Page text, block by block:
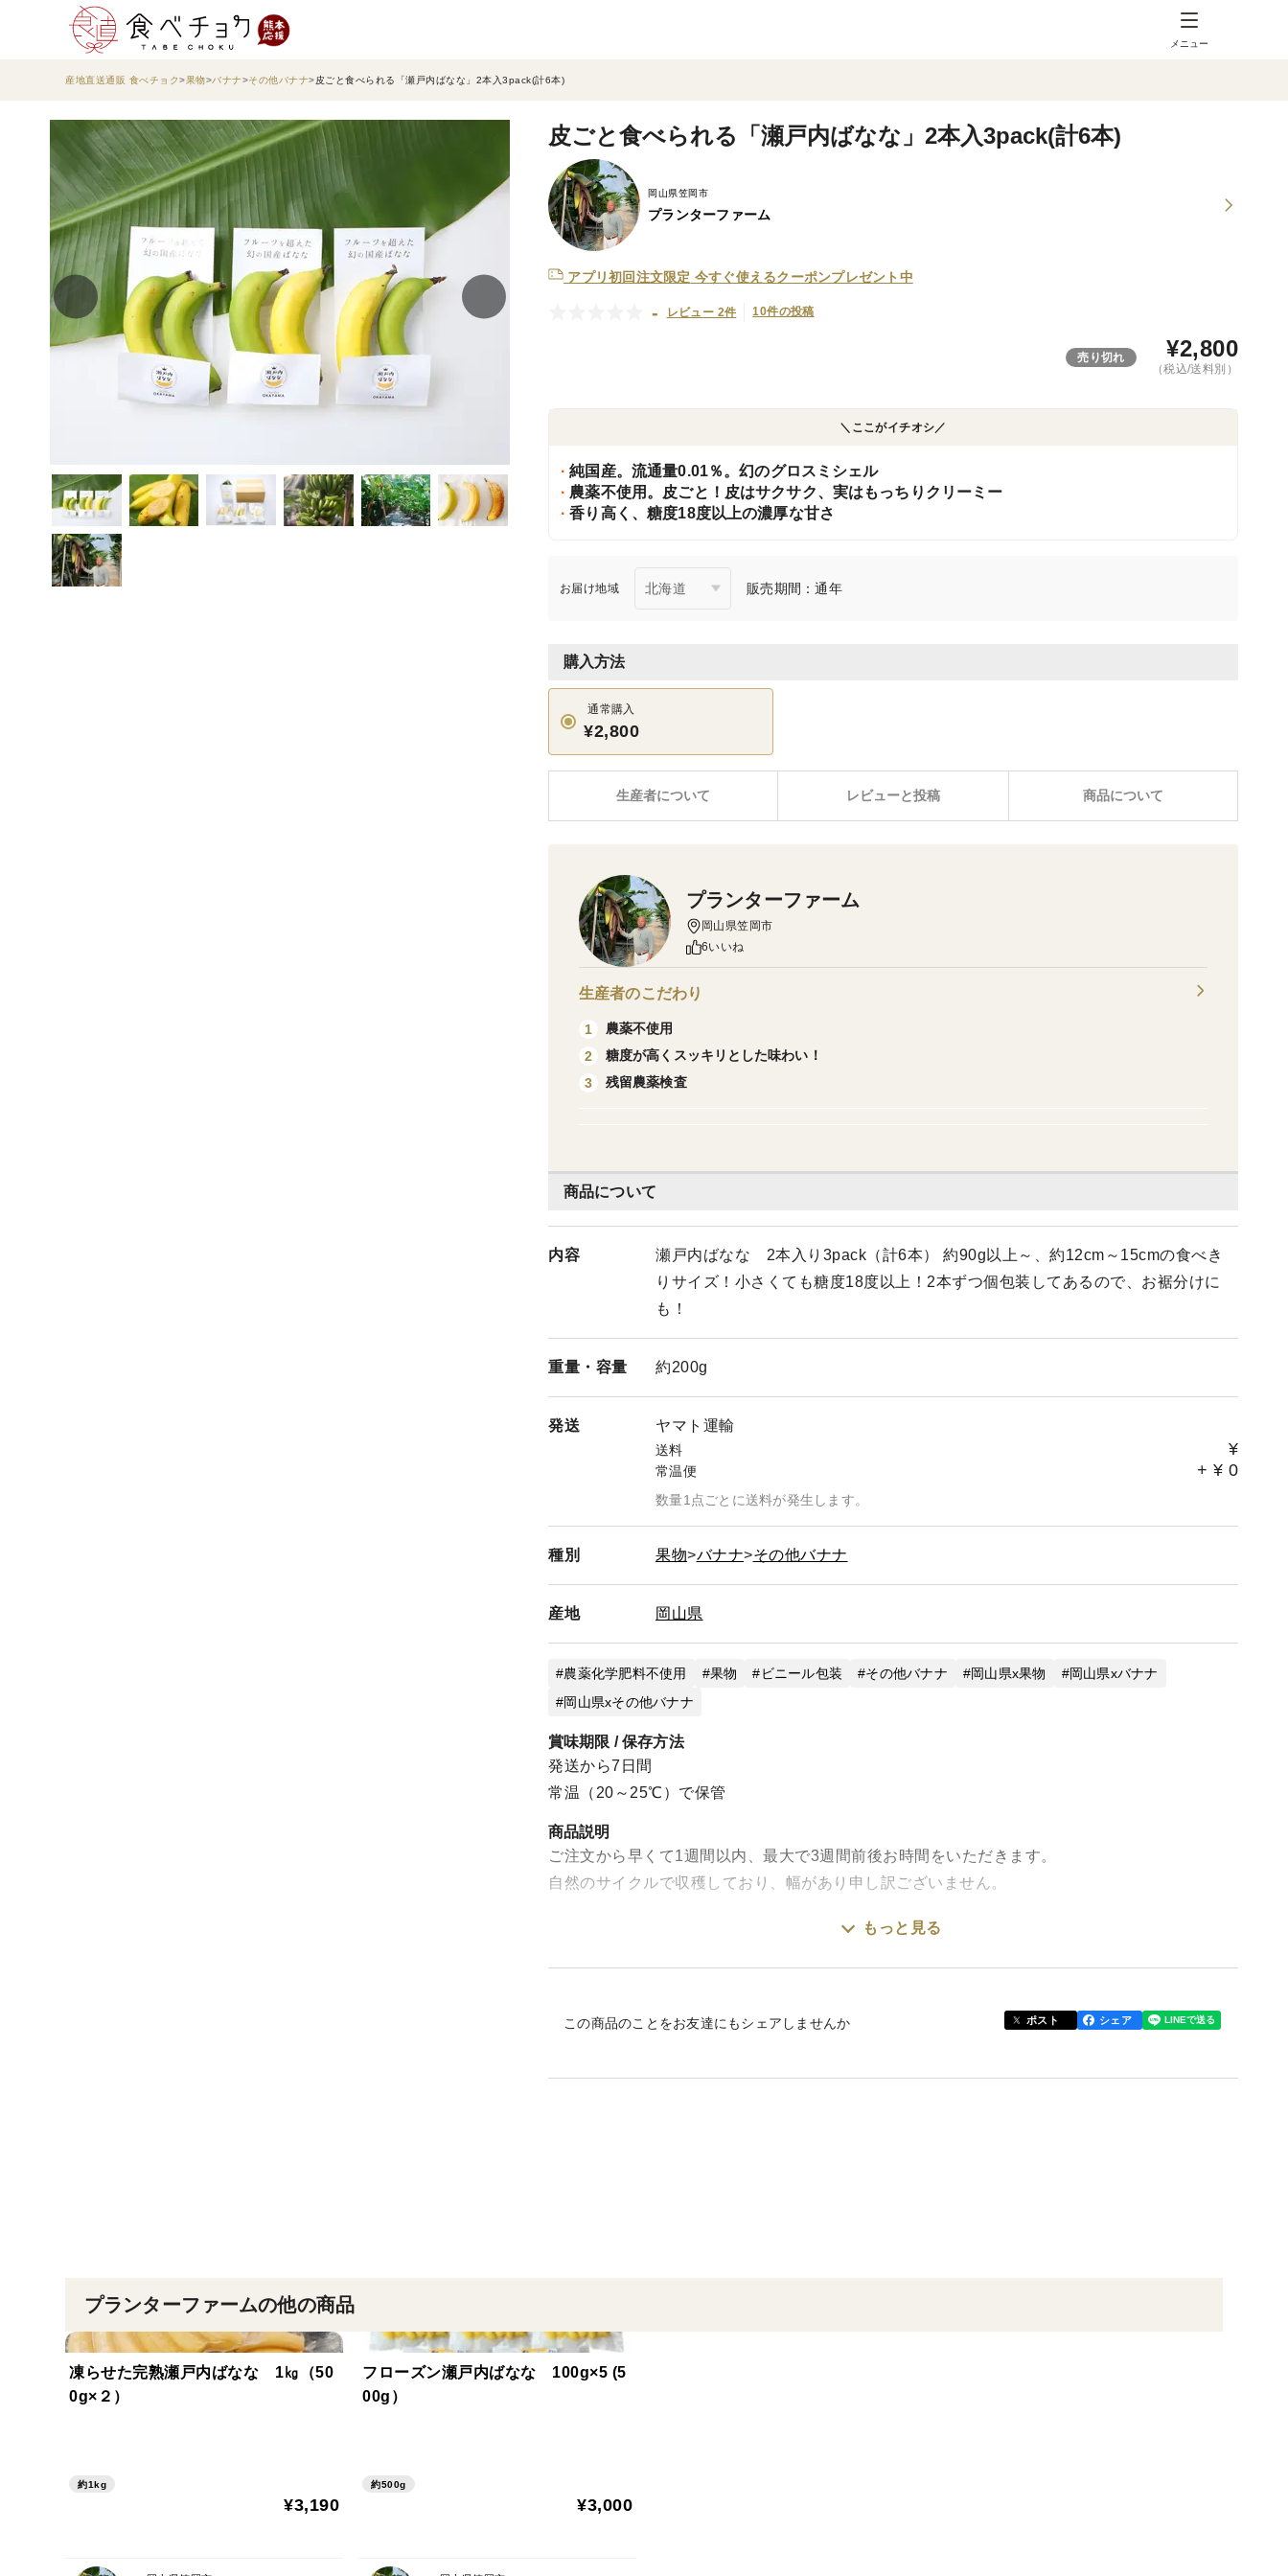
メニュー
産地直送通販 食べチョク 果物 バナナ その他バナナ 皮ごと食べられる「瀬戸内ばなな」2本入3pack(計6本)
皮ごと食べられる「瀬戸内ばなな」2本入3pack(計6本)
岡山県笠岡市
プランターファーム
アプリ初回注文限定 今すぐ使えるクーポンプレゼント中
- レビュー 2件 10件の投稿
売り切れ ¥2,800
（税込/送料別）
＼ここがイチオシ／
純国産。流通量0.01％。幻のグロスミシェル
農薬不使用。皮ごと！皮はサクサク、実はもっちりクリーミー
香り高く、糖度18度以上の濃厚な甘さ
お届け地域 販売期間：通年
購入方法
通常購入
¥2,800
レビューと投稿 商品について
生産者について
商品について
内容
瀬戸内ばなな 2本入り3pack（計6本） 約90g以上～、約12cm～15cmの食べき
りサイズ！小さくても糖度18度以上！2本ずつ個包装してあるので、お裾分けに
も！
重量・ 容量 約200g
発送 ヤマト運輸
送料 ¥
常温便 + ¥ 0
数量1点ごとに送料が発生します。
種別 果物 バナナ その他バナナ
産地 岡山県
農薬化学肥料不使用 果物 ビニール包装 その他バナナ 岡山県x果物
岡山県xバナナ
岡山県xその他バナナ
賞味期限 / 保存方法
発送から7日間
常温（20～25℃）で保管
商品説明
ご注文から早くて1週間以内、最大で3週間前後お時間をいただきます。
自然のサイクルで収穫しており、幅があり申し訳ございません。
【日にち指定について】
「瀬戸内ばなな」は幻の品種・グロスミシェル。
グロスミシェルは1960年代の日本で主に流通していた高級品。
ほぼ輸入品（フィリピンやエクアドルなど）であり、検疫のため、多くのものが農薬使用されて
もっと見る
この商品のことをお友達にもシェアしませんか ポスト シェア
プランターファーム
岡山県笠岡市
6いいね
生産者のこだわり
1
農薬不使用
2
糖度が高くスッキリとした味わい！
3
残留農薬検査
プランターファームの他の商品
凍らせた完熟瀬戸内ばなな 1㎏（50
0g×２）
約1kg
¥3,190
フローズン瀬戸内ばなな 100g×5 (5
00g）
約500g
¥3,000